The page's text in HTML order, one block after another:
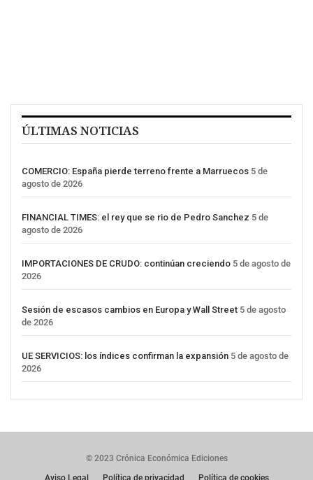
ÚLTIMAS NOTICIAS
COMERCIO: España pierde terreno frente a Marruecos 5 de
agosto de 2026
FINANCIAL TIMES: el rey que se rio de Pedro Sanchez 5 de
agosto de 2026
IMPORTACIONES DE CRUDO: continúan creciendo 5 de agosto de
2026
Sesión de escasos cambios en Europa y Wall Street 5 de agosto
de 2026
UE SERVICIOS: los índices confirman la expansión 5 de agosto de
2026
© 2023 Crónica Económica Ediciones
Aviso Legal
Política de privacidad Política de cookies